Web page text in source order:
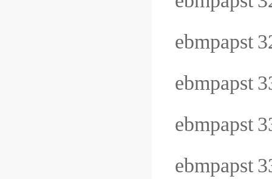
ebmpapst
ebmpapst
ebmpapst
ebmpapst